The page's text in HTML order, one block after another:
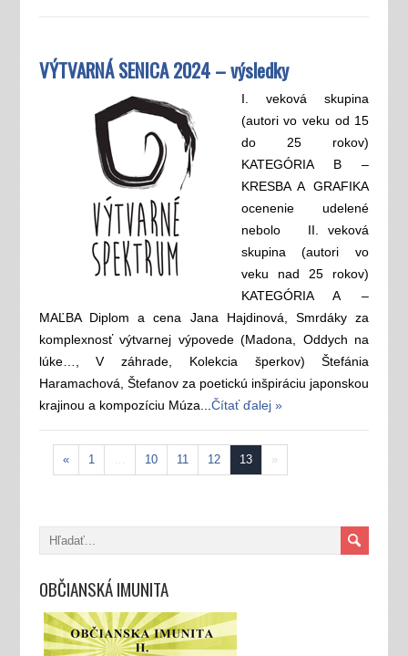
VÝTVARNÁ SENICA 2024 – výsledky
I. veková skupina
(autori vo veku od 15
do 25 rokov)
KATEGÓRIA B –
KRESBA A GRAFIKA
ocenenie udelené
nebolo II. veková
skupina (autori vo
veku nad 25 rokov)
KATEGÓRIA A –
MAĽBA Diplom a cena Jana Hajdinová, Smrdáky za
komplexnosť výtvarnej výpovede (Madona, Oddych na
lúke…, V záhrade, Kolekcia šperkov) Štefánia
Haramachová, Štefanov za poetickú inšpiráciu japonskou
krajinou a kompozíciu Múza... Čítať ďalej »
« 1 … 10 11 12 13 »
OBČIANSKÁ IMUNITA